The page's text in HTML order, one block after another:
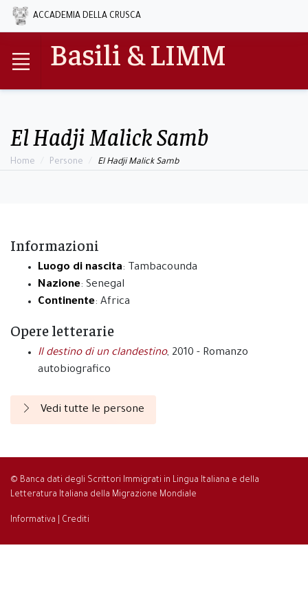
ACCADEMIA DELLA CRUSCA
Basili & LIMM
El Hadji Malick Samb
Home Persone El Hadji Malick Samb
Informazioni
Luogo di nascita: Tambacounda
Nazione: Senegal
Continente: Africa
Opere letterarie
Il destino di un clandestino, 2010 - Romanzo
autobiografico
Vedi tutte le persone
© Banca dati degli Scrittori Immigrati in Lingua Italiana e della
Letteratura Italiana della Migrazione Mondiale
Informativa Crediti